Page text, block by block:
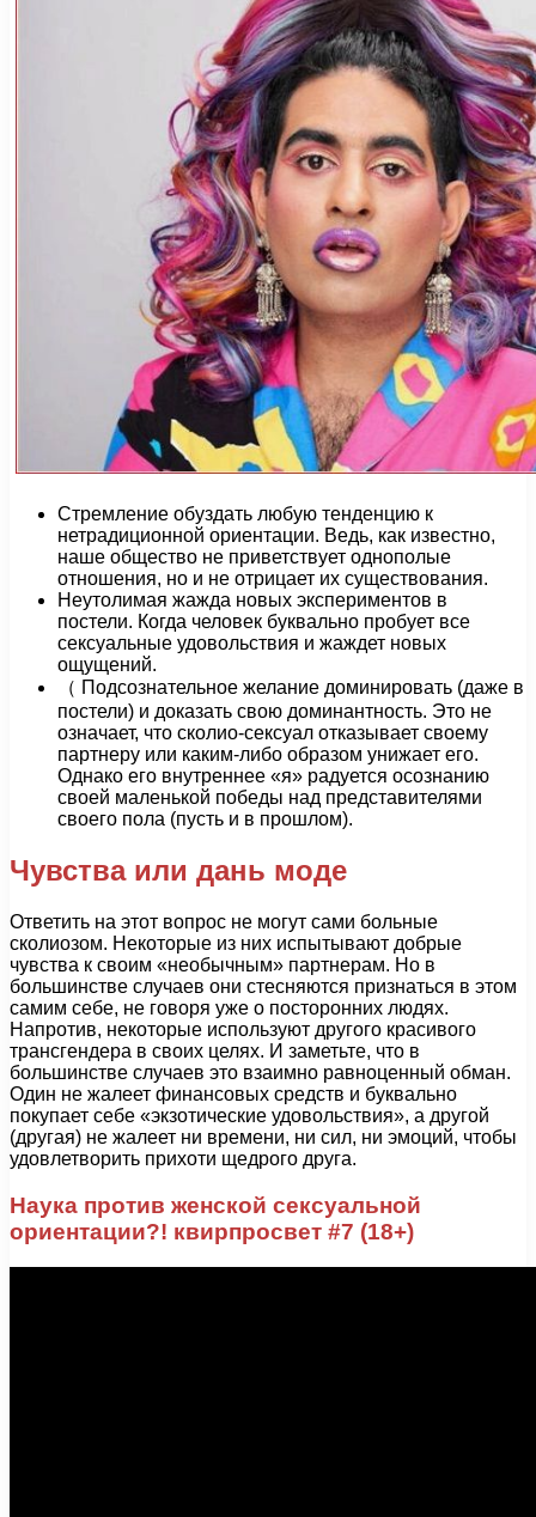
Стремление обуздать любую тенденцию к
нетрадиционной ориентации. Ведь, как известно,
наше общество не приветствует однополые
отношения, но и не отрицает их существования.
Неутолимая жажда новых экспериментов в
постели. Когда человек буквально пробует все
сексуальные удовольствия и жаждет новых
ощущений.
（ Подсознательное желание доминировать (даже в
постели) и доказать свою доминантность. Это не
означает, что сколио-сексуал отказывает своему
партнеру или каким-либо образом унижает его.
Однако его внутреннее «я» радуется осознанию
своей маленькой победы над представителями
своего пола (пусть и в прошлом).
Чувства или дань моде
Ответить на этот вопрос не могут сами больные
сколиозом. Некоторые из них испытывают добрые
чувства к своим «необычным» партнерам. Но в
большинстве случаев они стесняются признаться в этом
самим себе, не говоря уже о посторонних людях.
Напротив, некоторые используют другого красивого
трансгендера в своих целях. И заметьте, что в
большинстве случаев это взаимно равноценный обман.
Один не жалеет финансовых средств и буквально
покупает себе «экзотические удовольствия», а другой
(другая) не жалеет ни времени, ни сил, ни эмоций, чтобы
удовлетворить прихоти щедрого друга.
Наука против женской сексуальной
ориентации?! квирпросвет #7 (18+)